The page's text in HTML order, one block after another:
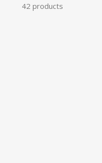
42 products